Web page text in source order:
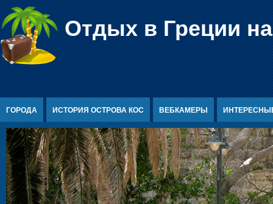
Перейти к содержимомуОтдых в Греции
ГОРОДА ИСТОРИЯ ОСТРОВА КОС ВЕБКАМЕРЫ